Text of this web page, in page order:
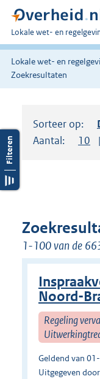
U
bent
hier:
Lokale wet- en
Lokale wet- en
Zoekresultaten
Sorteer op:
Aantal:
Toon
10
1-100 van de
Noord-
Regeling
Geldend van
Uitgegeven